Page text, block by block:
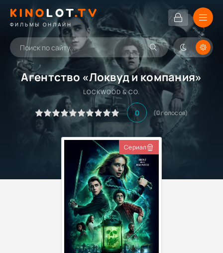
KINOLOT.TV
ФИЛЬМЫ ОНЛАЙН
Агентство «Локвуд и компания»
LOCKWOOD & CO.
0 (0голосов)
Сериал